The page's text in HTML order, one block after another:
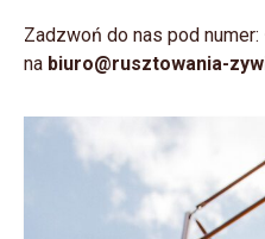
Zadzwoń do nas pod numer:
na biuro@rusztowania-